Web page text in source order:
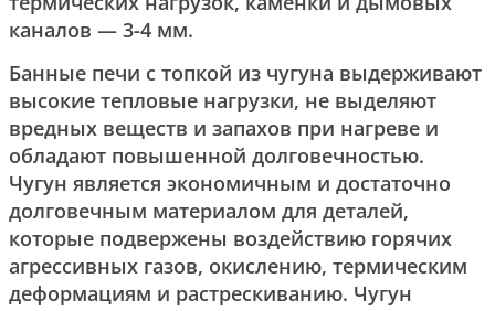
каналов — 3-4 мм.
Банные печи с топкой из чугуна выдерживают
высокие тепловые нагрузки, не выделяют
вредных веществ и запахов при нагреве и
обладают повышенной долговечностью.
Чугун является экономичным и достаточно
долговечным материалом для деталей,
которые подвержены воздействию горячих
агрессивных газов, окислению, термическим
деформациям и растрескиванию. Чугун